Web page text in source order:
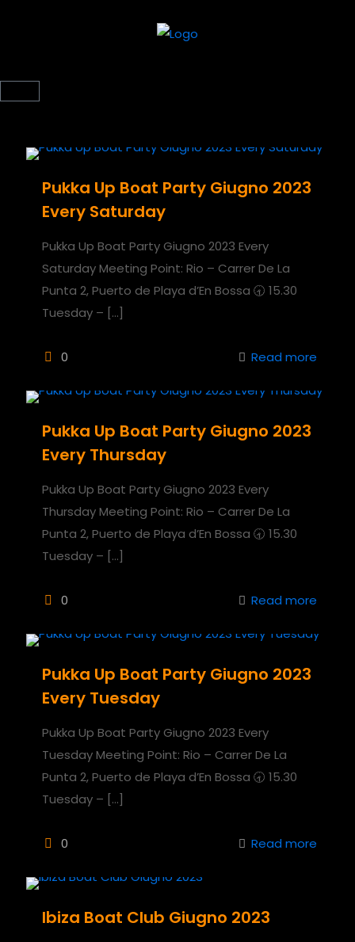
Pukka Up Boat Party Giugno 2023
Every Saturday
Pukka Up Boat Party Giugno 2023 Every
Saturday Meeting Point: Rio – Carrer De La
Punta 2, Puerto de Playa d’En Bossa 🕣 15.30
Tuesday – […]
0 Read more
Pukka Up Boat Party Giugno 2023
Every Thursday
Pukka Up Boat Party Giugno 2023 Every
Thursday Meeting Point: Rio – Carrer De La
Punta 2, Puerto de Playa d’En Bossa 🕣 15.30
Tuesday – […]
0 Read more
Pukka Up Boat Party Giugno 2023
Every Tuesday
Pukka Up Boat Party Giugno 2023 Every
Tuesday Meeting Point: Rio – Carrer De La
Punta 2, Puerto de Playa d’En Bossa 🕣 15.30
Tuesday – […]
0 Read more
Ibiza Boat Club Giugno 2023